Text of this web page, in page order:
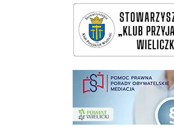
wieliczka-wieliczanie na bis
pomoc prawna wieliczka